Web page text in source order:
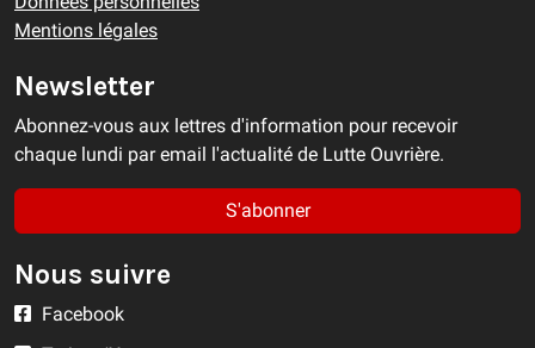
Mentions légales
Newsletter
Abonnez-vous aux lettres d'information pour recevoir
chaque lundi par email l'actualité de Lutte Ouvrière.
S'abonner
Nous suivre
Facebook